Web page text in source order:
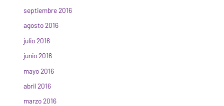
septiembre 2016
agosto 2016
julio 2016
junio 2016
mayo 2016
abril 2016
marzo 2016